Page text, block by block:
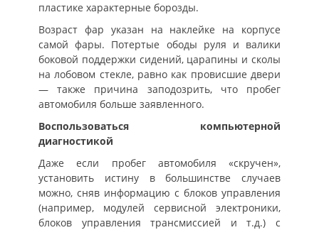
пластике характерные борозды.
Возраст фар указан на наклейке на корпусе
самой фары. Потертые ободы руля и валики
боковой поддержки сидений, царапины и сколы
на лобовом стекле, равно как провисшие двери
— также причина заподозрить, что пробег
автомобиля больше заявленного.
Воспользоваться компьютерной
диагностикой
Даже если пробег автомобиля «скручен»,
установить истину в большинстве случаев
можно, сняв информацию с блоков управления
(например, модулей сервисной электроники,
блоков управления трансмиссией и т.д.) с